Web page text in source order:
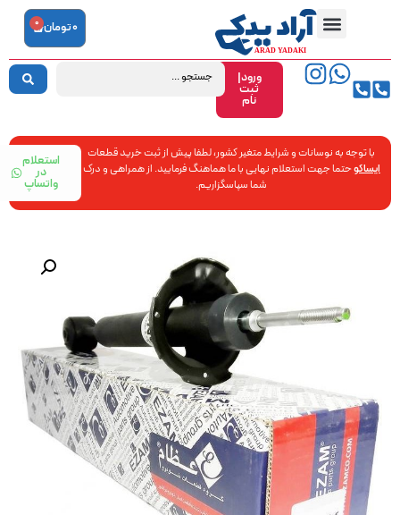
ورود|
ثبت
نام
0تومان 0
با توجه به نوسانات و شرایط متغیر کشور، لطفا پیش از ثبت خرید قطعات
ایساکوحتما جهت استعلام نهایی با ما هماهنگ فرمایید. از همراهی و درک
شما سپاسگزاریم.
استعلام
در
واتساپ